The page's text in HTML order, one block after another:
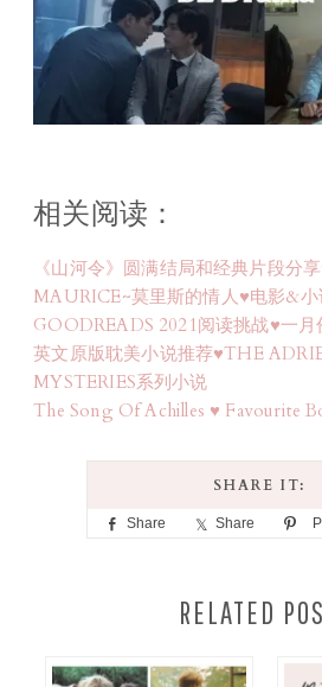
相关阅读：
《山河令》圆满结局和经典片段分
MAURICE~莫里斯的情人♥电影&小
GOODREADS 2021阅读挑战♥一月
英文原版耽美小说推荐♥THE
MYSTERIES系列小说
The Song Of Achilles ♥ Favourite
Share Share
RELATED